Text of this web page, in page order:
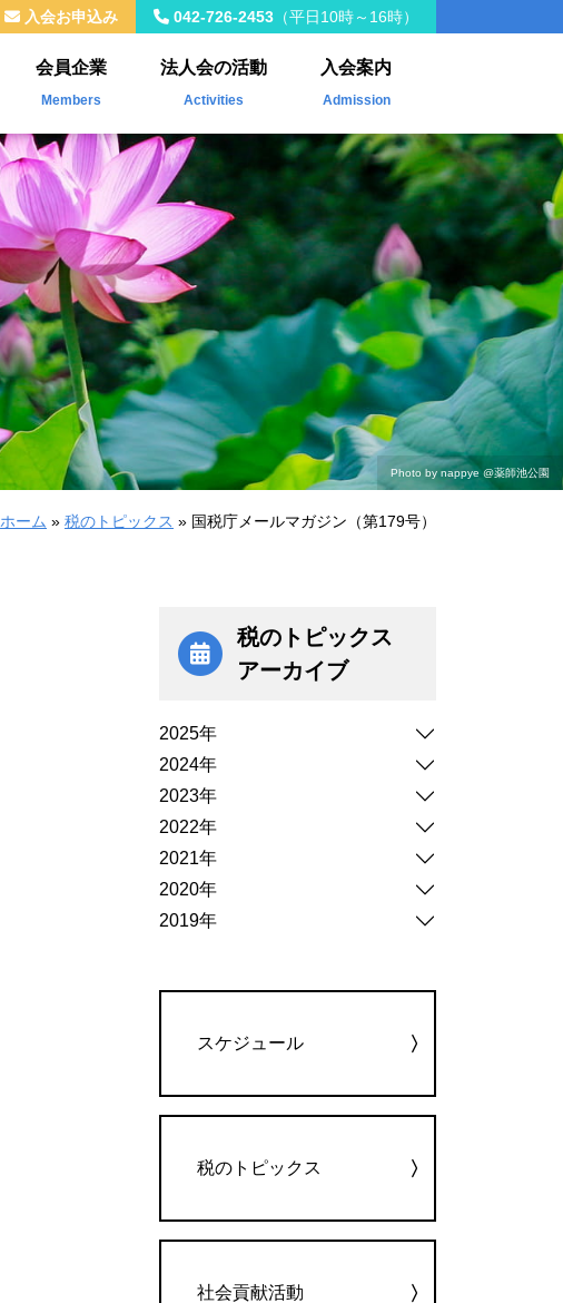
会員企業
Members
新入会員
掲載企業
法人会の活動
Activities
年間事業計画
税制改正
社会貢献活動
Kawasemi
ザ・青年タイムス
会員交流・研修会
入会案内
Admission
入会お申込み 042-726-2453 （平日10時～16時）
Photo by nappye@薬師池公園
ホーム » 税のトピックス » 国税庁メールマガジン（第179号）
税のトピックス
アーカイブ
2025年
2024年
2023年
2022年
2021年
2020年
2019年
スケジュール
税のトピックス
社会貢献活動